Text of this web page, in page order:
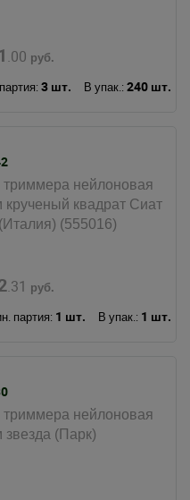
.00 руб.
3 шт. В упак.: 240 шт.
триммера нейлоновая
квадрат Сиат
(555016)
.31 руб.
партия: 1 шт. В упак.: 1 шт.
триммера нейлоновая
(Парк)